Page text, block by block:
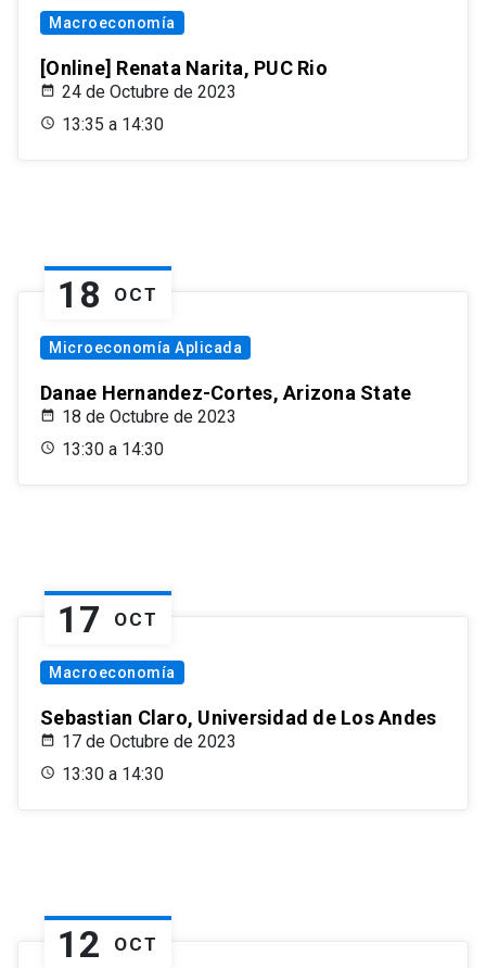
Macroeconomía
[Online] Renata Narita, PUC Rio
24 de Octubre de 2023
13:35 a 14:30
18 OCT
Microeconomía Aplicada
Danae Hernandez-Cortes, Arizona State
18 de Octubre de 2023
13:30 a 14:30
17 OCT
Macroeconomía
Sebastian Claro, Universidad de Los Andes
17 de Octubre de 2023
13:30 a 14:30
12 OCT